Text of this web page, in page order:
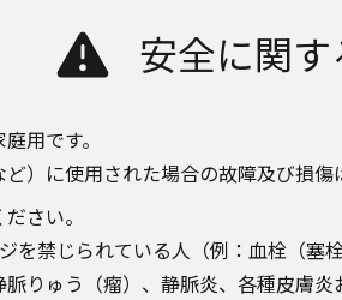
安全に関
用です。
）に使用された場合の故障及び損傷
さい。
を禁じられている人（例：血栓（塞
りゅう（瘤）、静脈炎、各種皮膚